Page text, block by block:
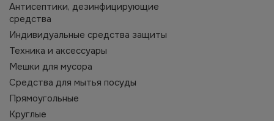
Антисептики, дезинфицирующие
средства
Индивидуальные средства защиты
Техника и аксессуары
Мешки для мусора
Средства для мытья посуды
Прямоугольные
Круглые